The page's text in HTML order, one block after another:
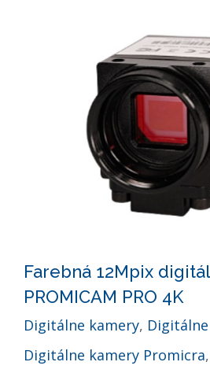
Farebná 12Mpix
PROMICAM PRO 4K
Digitálne kamery,
Digitálne kamery Promicra,